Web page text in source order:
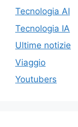
Tecnologia AI
Tecnologia IA
Ultime notizie
Viaggio
Youtubers